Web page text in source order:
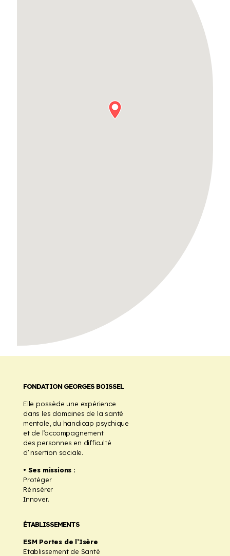
FONDATION GEORGES BOISSEL
Elle possède une expérience
dans les domaines de la santé
mentale, du handicap psychique
et de l’accompagnement
des personnes en difficulté
d’insertion sociale.
• Ses missions :
Protéger
Réinsérer
Innover.
ÉTABLISSEMENTS
ESM Portes de l’Isère
Etablissement de Santé